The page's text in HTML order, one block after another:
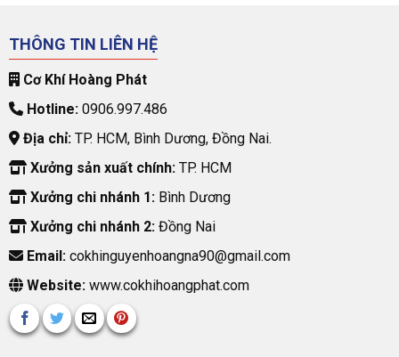
THÔNG TIN LIÊN HỆ
Cơ Khí Hoàng Phát
Hotline:0906.997.486
Địa chỉ:TP. HCM, Bình Dương, Đồng Nai.
Xưởng sản xuất chính:TP. HCM
Xưởng chi nhánh 1:Bình Dương
Xưởng chi nhánh 2:Đồng Nai
Email:cokhinguyenhoangna90@gmail.com
Website:www.cokhihoangphat.com